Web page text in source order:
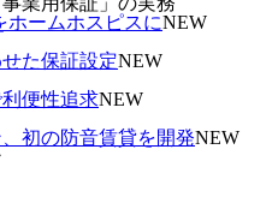
ホームホスピスにNEW
た保証設定NEW
便性追求NEW
初の防音賃貸を開発NEW